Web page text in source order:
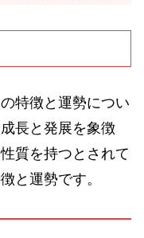
特徴と運勢につい
長と発展を象徴
質を持つとされて
と運勢です。